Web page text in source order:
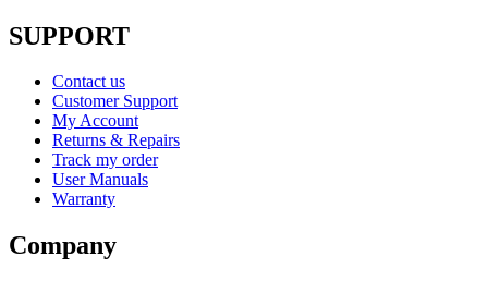
SUPPORT
Contact us
Customer Support
My Account
Returns & Repairs
Track my order
User Manuals
Warranty
Company